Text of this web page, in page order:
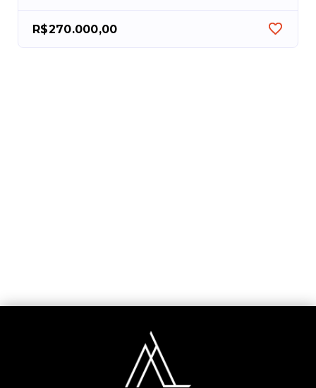
R$270.000,00